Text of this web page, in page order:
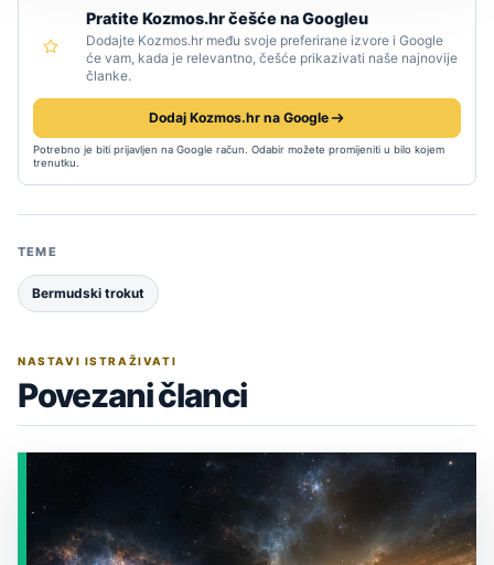
Pratite Kozmos.hr češće na Googleu
Dodajte Kozmos.hr među svoje preferirane izvore i Google
će vam, kada je relevantno, češće prikazivati naše najnovije
članke.
Dodaj Kozmos.hr na Google
Potrebno je biti prijavljen na Google račun. Odabir možete promijeniti u bilo kojem
trenutku.
TEME
Bermudski trokut
NASTAVI ISTRAŽIVATI
Povezani članci